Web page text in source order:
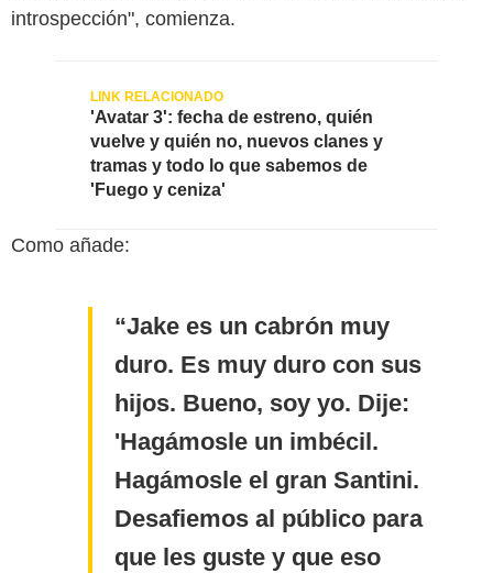
introspección", comienza.
'Avatar 3': fecha de estreno, quién
vuelve y quién no, nuevos clanes y
tramas y todo lo que sabemos de
'Fuego y ceniza'
Como añade:
Jake es un cabrón muy
duro. Es muy duro con sus
hijos. Bueno, soy yo. Dije:
'Hagámosle un imbécil.
Hagámosle el gran Santini.
Desafiemos al público para
que les guste y que eso